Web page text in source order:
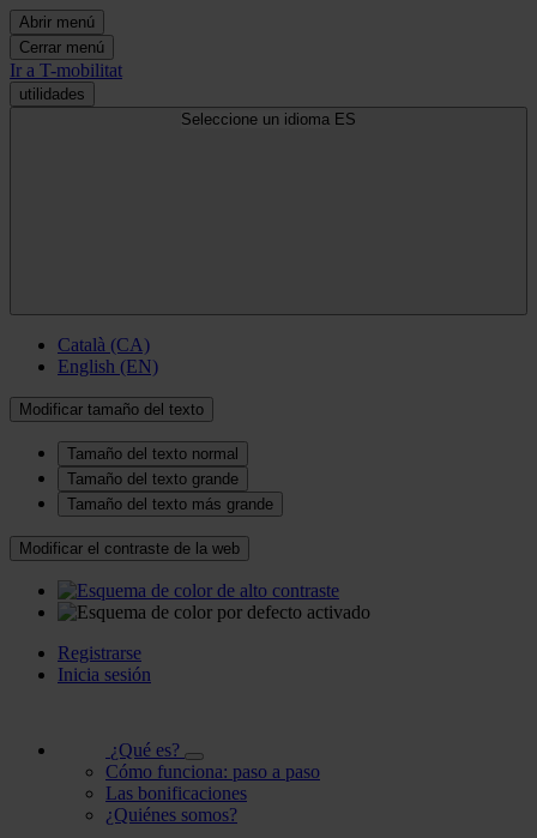
Abrir menú
Cerrar menú
Ir a T-mobilitat
utilidades
Seleccione un idioma
Català (CA)
English (EN)
Modificar tamaño del texto
Tamaño del texto normal
Tamaño del texto grande
Tamaño del texto más grande
Modificar el contraste de la web
Registrarse
Inicia sesión
¿Qué es?
Cómo funciona: paso a paso
Las bonificaciones
¿Quiénes somos?